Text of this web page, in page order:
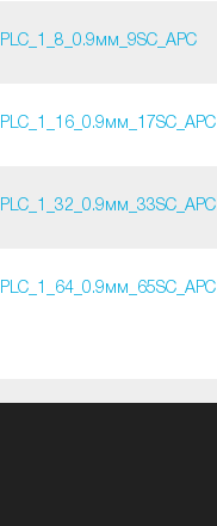
PLC_1_8_0.9мм_9SC_APC
PLC_1_16_0.9мм_17SC_APC
PLC_1_32_0.9мм_33SC_APC
PLC_1_64_0.9мм_65SC_APC